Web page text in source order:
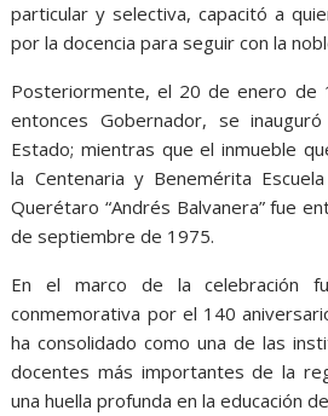
particular y selectiva, capacitó a
por la docencia para seguir con la
Posteriormente, el 20 de enero de
entonces Gobernador, se
Estado; mientras que el inmueble
la Centenaria y Benemérita
Querétaro “Andrés Balvanera” fue
de septiembre de 1975.
En el marco de la celebración
conmemorativa por el 140
ha consolidado como una de las
docentes más importantes de la
una huella profunda en la educación